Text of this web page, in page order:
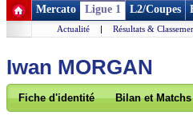
Mercato Ligue 1 L2/Coupes
Actualité | Résultats &
Iwan MORGAN
Fiche d'identité Bilan et